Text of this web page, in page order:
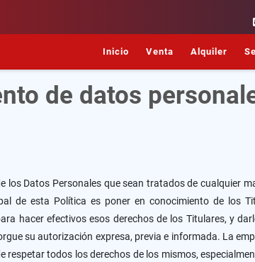
Inicio Venta Alquiler
de datos
los Datos Personales que sean tratados de cualquier
de esta Política es poner en conocimiento de los
hacer efectivos esos derechos de los Titulares, y
su autorización expresa, previa e informada. La
respetar todos los derechos de los mismos,